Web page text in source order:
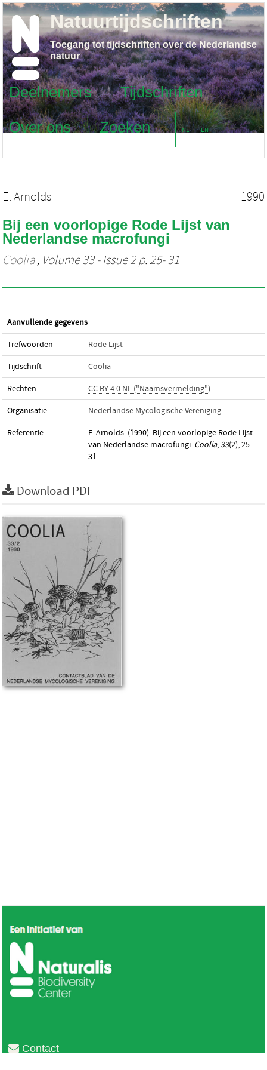
Deelnemers
Tijdschriften
Over ons
Zoeken NL EN
Natuurtijdschriften
Toegang tot tijdschriften over de Nederlandse
natuur
E. Arnolds 1990
Bij een voorlopige Rode Lijst van
Nederlandse macrofungi
Coolia, Volume 33 - Issue 2 p. 25- 31
Aanvullende gegevens
Trefwoorden Rode Lijst
Tijdschrift Coolia
Rechten CC BY 4.0 NL ("Naamsvermelding")
Organisatie Nederlandse Mycologische Vereniging
Referentie
E. Arnolds. (1990). Bij een voorlopige Rode Lijst
van Nederlandse macrofungi. Coolia, 33(2), 25–
31.
Download PDF
Contact